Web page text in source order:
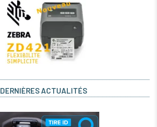
DERNIÈRES ACTUALITÉS